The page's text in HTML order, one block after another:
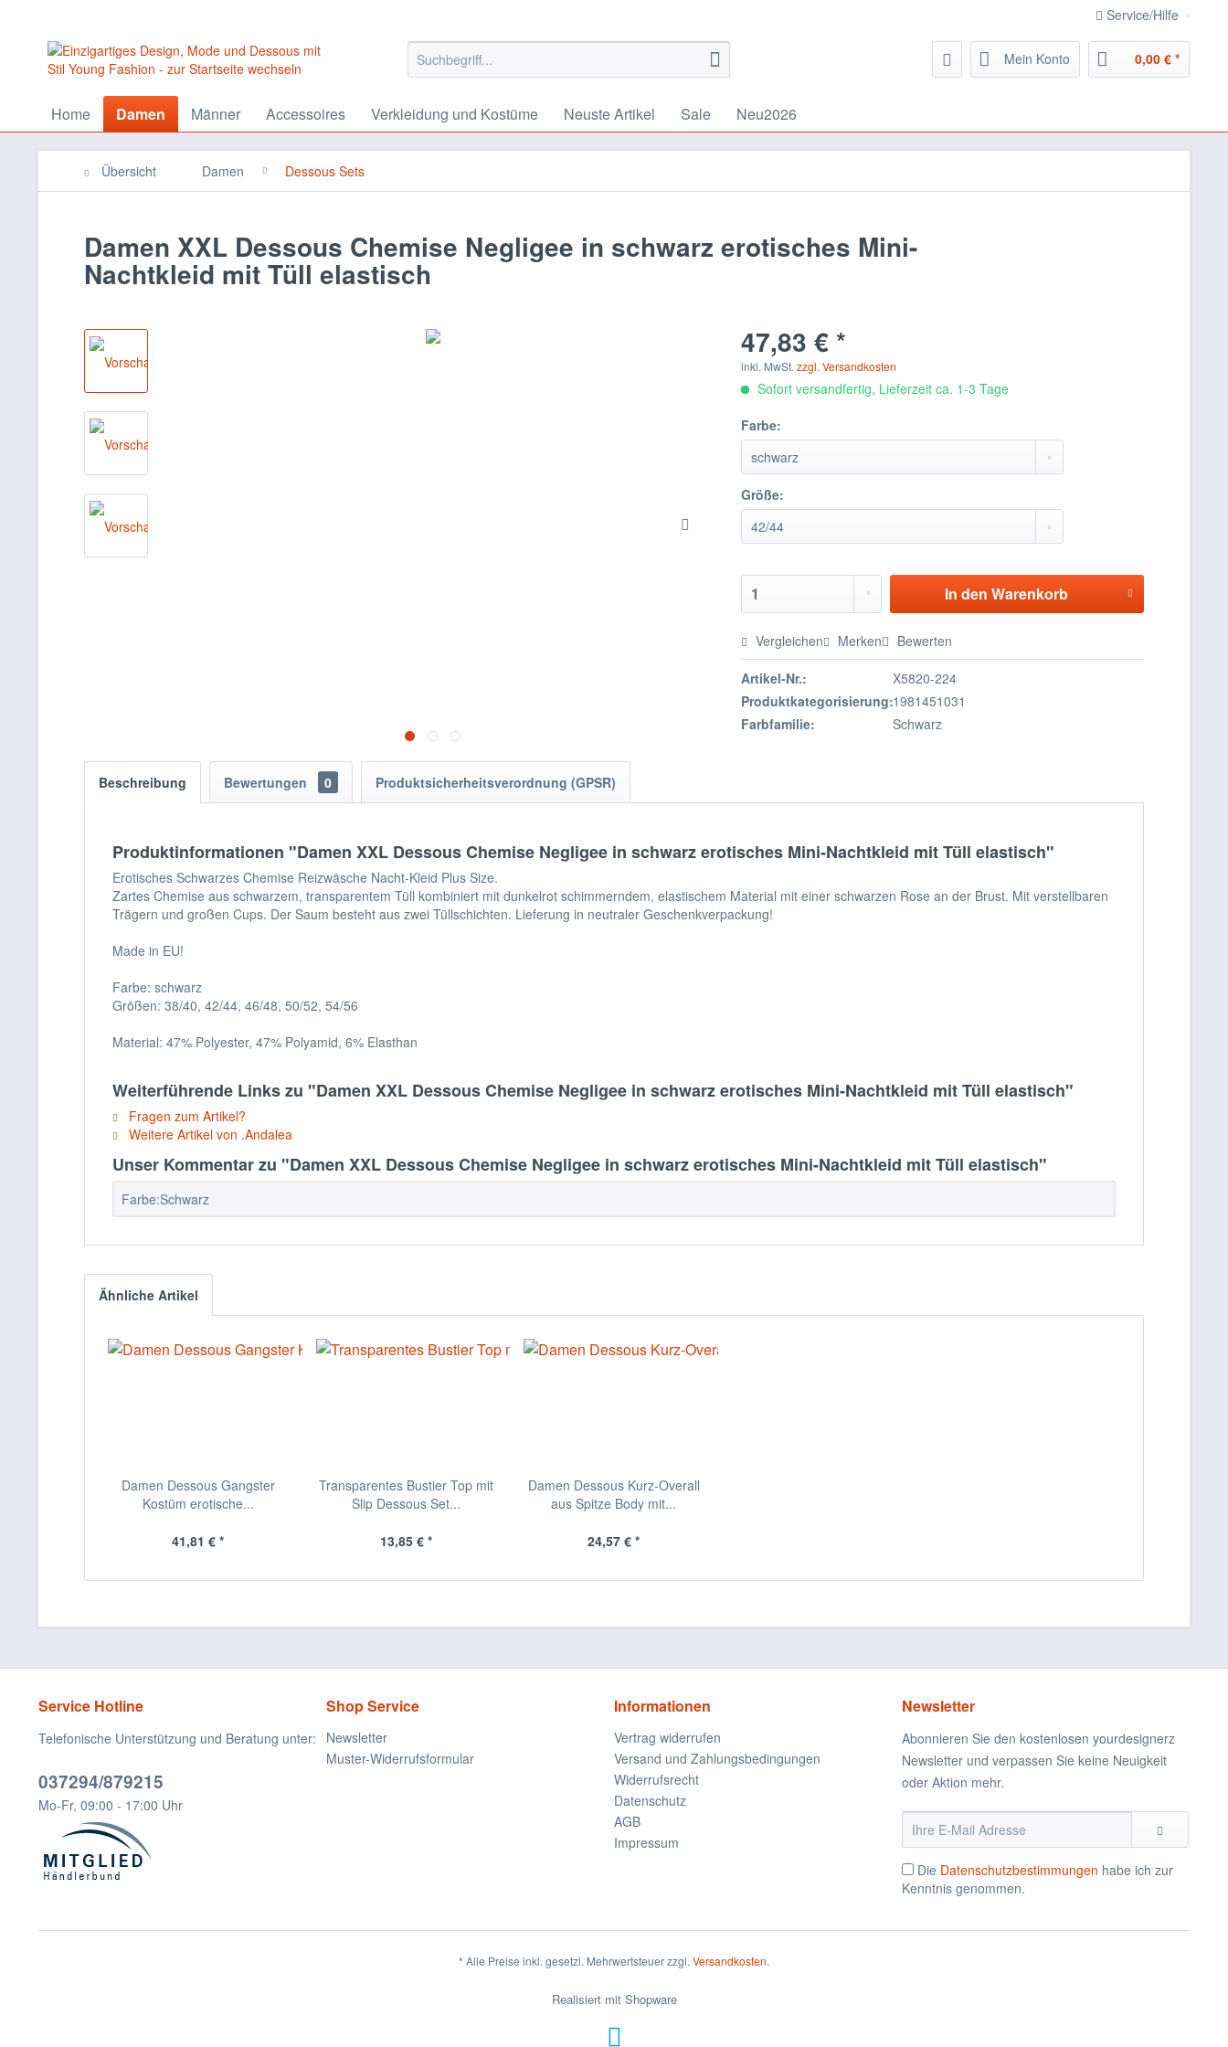
Service/Hilfe
Mein Konto 0,00 € *
Home Damen Männer Accessoires Verkleidung und Kostüme Neuste Artikel Sale Neu2026
Übersicht Damen Dessous Sets
Damen XXL Dessous Chemise Negligee in schwarz erotisches Mini-
Nachtkleid mit Tüll elastisch
47,83 € *
inkl. MwSt.zzgl. Versandkosten
Sofort versandfertig, Lieferzeit ca. 1-3 Tage
Farbe:
Größe:
In den Warenkorb
Vergleichen Merken Bewerten
Artikel-Nr.:
X5820-224
Produktkategorisierung:1981451031
Farbfamilie:
Schwarz
Beschreibung Bewertungen 0 Produktsicherheitsverordnung (GPSR)
Produktinformationen "Damen XXL Dessous Chemise Negligee in schwarz erotisches Mini-Nachtkleid mit Tüll elastisch"
Erotisches Schwarzes Chemise Reizwäsche Nacht-Kleid Plus Size.
Zartes Chemise aus schwarzem, transparentem Tüll kombiniert mit dunkelrot schimmerndem, elastischem Material mit einer schwarzen Rose an der Brust. Mit verstellbaren
Trägern und großen Cups. Der Saum besteht aus zwei Tüllschichten. Lieferung in neutraler Geschenkverpackung!
Made in EU!
Farbe: schwarz
Größen: 38/40, 42/44, 46/48, 50/52, 54/56
Material: 47% Polyester, 47% Polyamid, 6% Elasthan
Weiterführende Links zu "Damen XXL Dessous Chemise Negligee in schwarz erotisches Mini-Nachtkleid mit Tüll elastisch"
Fragen zum Artikel?
Weitere Artikel von .Andalea
Unser Kommentar zu "Damen XXL Dessous Chemise Negligee in schwarz erotisches Mini-Nachtkleid mit Tüll elastisch"
Farbe:Schwarz
Ähnliche Artikel
Damen Dessous Gangster
Kostüm erotische...
41,81 € *
Transparentes Bustier Top mit
Slip Dessous Set...
13,85 € *
Damen Dessous Kurz-Overall
aus Spitze Body mit...
24,57 € *
Service Hotline
Telefonische Unterstützung und Beratung unter:
037294/879215
Mo-Fr, 09:00 - 17:00 Uhr
Shop Service
Newsletter
Muster-Widerrufsformular
Informationen
Vertrag widerrufen
Versand und Zahlungsbedingungen
Widerrufsrecht
Datenschutz
AGB
Impressum
Newsletter
Abonnieren Sie den kostenlosen yourdesignerz
Newsletter und verpassen Sie keine Neuigkeit
oder Aktion mehr.
Die Datenschutzbestimmungen habe ich zur
Kenntnis genommen.
* Alle Preise inkl. gesetzl. Mehrwertsteuer zzgl. Versandkosten.
Realisiert mit Shopware